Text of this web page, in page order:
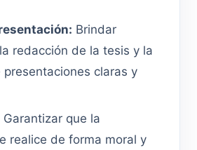
Brindar
redacción de la tesis y la
presentaciones claras y
Garantizar que la
realice de forma moral y